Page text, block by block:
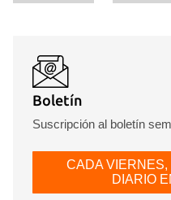
Boletín
Suscripción al boletín
CADA
DIARIO